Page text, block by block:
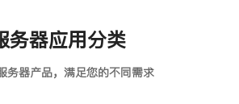
务器应用分类
务器产品，满足您的不同需求